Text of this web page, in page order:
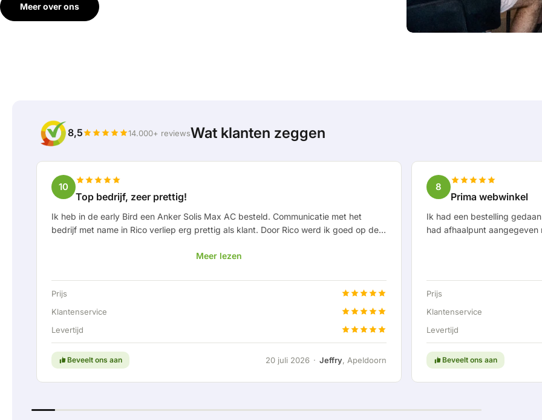
Meer over ons
8,5 14.000+ reviewsWat klanten zeggen
10
Top bedrijf, zeer prettig!
Ik heb in de early Bird een Anker Solis Max AC besteld. Communicatie met het
bedrijf met name in Rico verliep erg prettig als klant. Door Rico werd ik goed op de
levering werd er zelfs een gratis een vaste aansluiting aangeboden om de thuis
natuurlijk. Kortom; een erg fijn bedrijf waar service en meedenken met de klant nog
hoog in het vaandel staat. Ga zo door!
Meer lezen
Prijs
Klantenservice
Levertijd
Beveelt ons aan 20 juli 2026 · Jeffry, Apeldoorn
8
Prima webwinkel
Ik had een bestelling
had afhaalpunt
kreeg mijn bestelling netjes
TechPunt is positief want
en snel opgelost.
Prijs
Klantenservice
Levertijd
Beveelt ons aan